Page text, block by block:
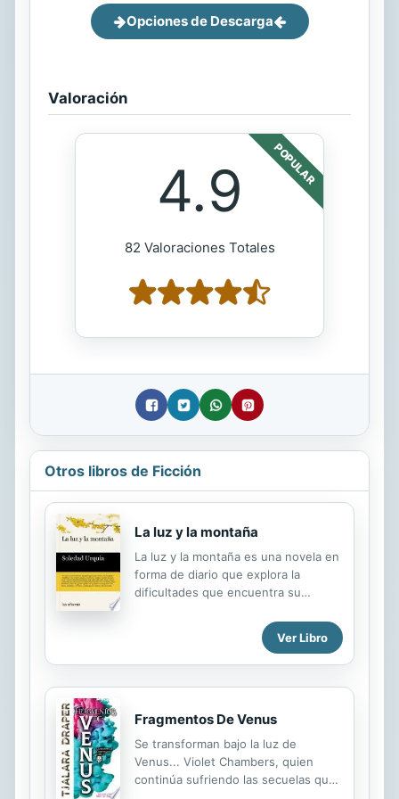
Opciones de Descarga
Valoración
POPULAR
4.9
82 Valoraciones Totales
Otros libros de Ficción
La luz y la montaña
La luz y la montaña es una novela en
forma de diario que explora la
dificultades que encuentra su
acaba de mudarse con su familia a la
sierra, para conjugar dos ámbitos en
teoría incompatibles como son la
compás de las estaciones,
como pasear por el valle, encender
un fuego o cuidar de su hija con la
práctica de la meditación y la
Ver Libro
Fragmentos De Venus
Se transforman bajo la luz de
Venus... Violet Chambers, quien
continúa sufriendo las secuelas que